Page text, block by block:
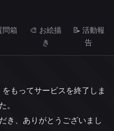
問箱
🎨 お絵描
き
📝 活動報
告
もってサービスを終了しま
。
き、ありがとうございまし